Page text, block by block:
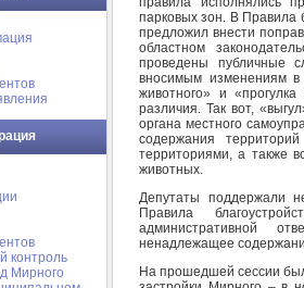
контроль
Мирного
парковых зон. В Правила
предложил внести
областном
проведены публичные
вносимым изменениям в
животного» и
различия. Так вот,
органа местного
содержания
территориями, а также
животных.
Депутаты поддержали
Правила
административной
ненадлежащее
На прошедшей сессии